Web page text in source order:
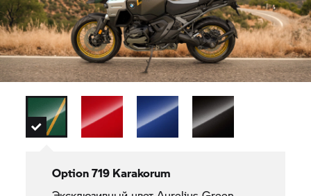
Option 719 Karakorum